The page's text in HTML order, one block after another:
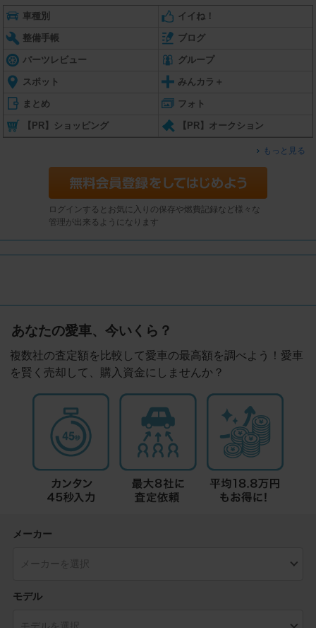
車種別 イイね！
整備手帳 ブログ
パーツレビュー グループ
スポット みんカラ＋
まとめ フォト
【PR】ショッピング 【PR】オークション
もっと見る
ログインするとお気に入りの保存や燃費記録など様々な
管理が出来るようになります
あなたの愛車、今いくら？
複数社の査定額を比較して愛車の最高額を調べよう！愛車
を賢く売却して、購入資金にしませんか？
メーカー
モデル